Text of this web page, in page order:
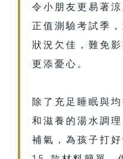
令小朋友更易著
正值測驗考試季
狀況欠佳，難免
更添憂心。
除了充足睡眠與
和滋養的湯水調
補氣，為孩子打